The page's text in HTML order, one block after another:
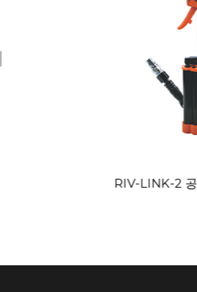
RIV-LINK-2 공압